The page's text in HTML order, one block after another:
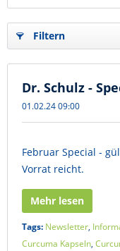
Filtern
Dr. Schulz -
01.02.24 09:00
Februar Special -
Vorrat reicht.
Mehr lesen
Tags: Newsletter,
Curcuma Kapseln,